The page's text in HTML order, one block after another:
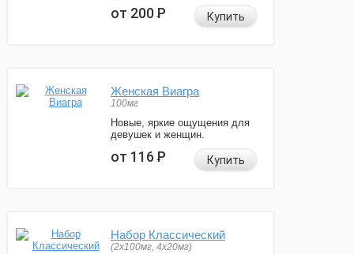
от 200Р Купить
Женская Виагра
100мг
Новые, яркие ощущения для
девушек и женщин.
от 116Р Купить
Набор Классический
(2x100мг, 4x20мг)